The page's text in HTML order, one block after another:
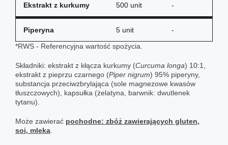
Ekstrakt z kurkumy 500 unit -
Piperyna 5 unit
-
*RWS - Referencyjna wartość spożycia.
Składniki: ekstrakt z kłącza kurkumy (Curcuma longa) 10:1,
ekstrakt z pieprzu czarnego (Piper nigrum) 95% piperyny,
substancja przeciwzbrylająca (sole magnezowe kwasów
tłuszczowych), kapsułka (żelatyna, barwnik: dwutlenek
tytanu).
Może zawierać pochodne: zbóż zawierających gluten,
soi, mleka